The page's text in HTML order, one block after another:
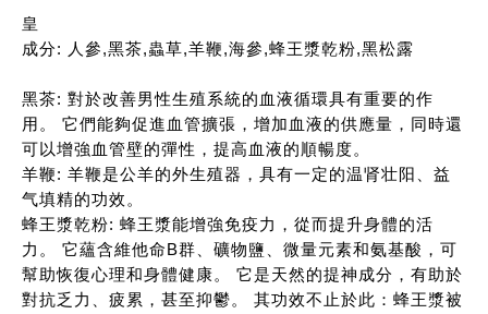
皇
成分: 人參,黑茶,蟲草,羊鞭,海參,蜂王漿乾粉,黑松露
黑茶: 對於改善男性生殖系統的血液循環具有重要的作
用。 它們能夠促進血管擴張，增加血液的供應量，同時還
可以增強血管壁的彈性，提高血液的順暢度。
羊鞭: 羊鞭是公羊的外生殖器，具有一定的温肾壮阳、益
气填精的功效。
蜂王漿乾粉: 蜂王漿能增強免疫力，從而提升身體的活
力。 它蘊含維他命B群、礦物鹽、微量元素和氨基酸，可
幫助恢復心理和身體健康。 它是天然的提神成分，有助於
對抗乏力、疲累，甚至抑鬱。 其功效不止於此：蜂王漿被